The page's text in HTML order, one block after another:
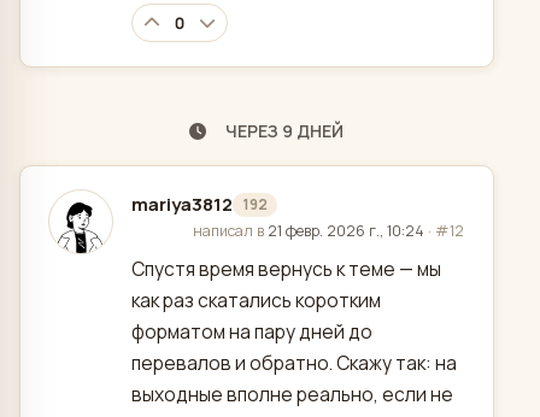
0
ЧЕРЕЗ 9 ДНЕЙ
mariya3812 192
отредактировано
написал в 21 февр. 2026 г., 10:24 · #12
Спустя время вернусь к теме — мы
как раз скатались коротким
форматом на пару дней до
перевалов и обратно. Скажу так: на
выходные вполне реально, если не